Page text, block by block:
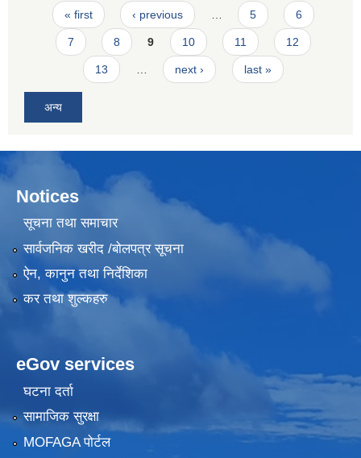
Pages
« first ‹ previous … 5 6
7 8 9 10 11 12
13 … next › last »
अन्य
Notices
सूचना तथा समाचार
सार्वजनिक खरीद /बोलपत्र सूचना
ऐन, कानुन तथा निर्देशिका
कर तथा शुल्कहरु
eGov services
घटना दर्ता
सामाजिक सुरक्षा
MOFAGA पोर्टल